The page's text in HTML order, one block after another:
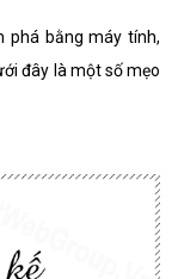
phá bằng máy tính,
đây là một số mẹo